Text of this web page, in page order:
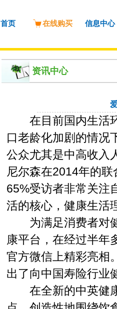
首页 在线购买 信息中心
资讯中心
在目前国内生活环
口老龄化加剧的情况
公众尤其是中高收入
尼尔森在2014年的
65%受访者非常关注
活的核心，健康生活
为满足消费者对健
康平台，在经过半年
官方微信上精彩亮相
出了向中国寿险行业
在全新的中英健康